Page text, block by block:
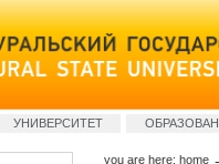
Sections
УНИВЕРСИТЕТ
you are here: home